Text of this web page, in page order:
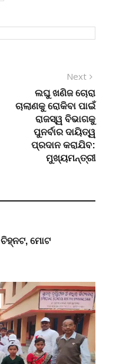
Next
post:
ଲଘୁ ଖଣିଜ ଚୋରା
ଚାଲାଣକୁ ରୋକିବା ପାଇଁ
ରାଜସ୍ୱ ବିଭାଗକୁ
ପୁନର୍ବାର ଦାୟିତ୍ୱ
ପ୍ରଦାନ କରାଯିବ:
ମୁଖ୍ୟମନ୍ତ୍ରୀ
ମୋଟ